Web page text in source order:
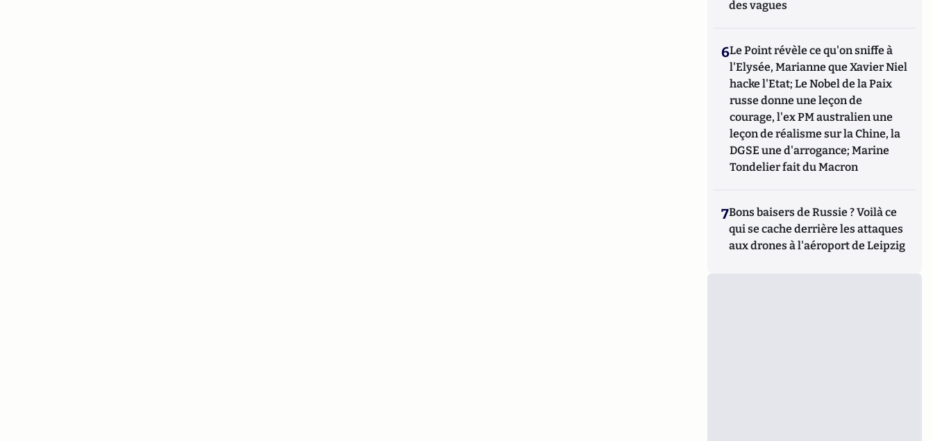
des vagues
6Le Point révèle ce qu'on sniffe à
l'Elysée, Marianne que Xavier Niel
hacke l'Etat; Le Nobel de la Paix
russe donne une leçon de
courage, l'ex PM australien une
leçon de réalisme sur la Chine, la
DGSE une d'arrogance; Marine
Tondelier fait du Macron
7Bons baisers de Russie ? Voilà ce
qui se cache derrière les attaques
aux drones à l'aéroport de Leipzig